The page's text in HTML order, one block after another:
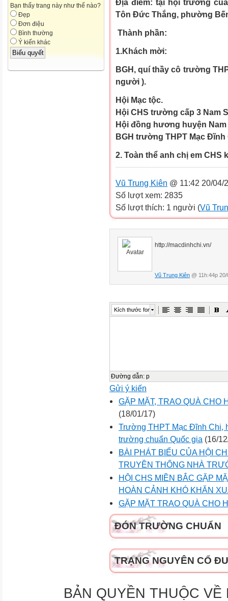
Bạn thấy trang này như thế nào?
Đẹp
Đơn điệu
Bình thường
Ý kiến khác
Địa điểm: tại hội trường
Tôn Đức Thắng, phường
Thành phần:
1.Khách mời:
BGH, quí thầy cô trường
người ).
Hội Mạc tộc.
Hội CHS trường cấp 3 Nam
Hội đồng hương huyện Nam
BGH trường THPT Mạc
2. Toàn thể anh chị em CHS
Vũ Trung Kiên @ 11:42 20/04/
Số lượt xem: 2835
Số lượt thích: 1 người (Vũ
http://macdinhchi.vn/
Vũ Trung Kiên @ 11h:44p
Kích thước font
Đường dẫn: p
Gửi ý kiến
GẶP MẶT, TRAO QUÀ CHO
(18/01/17)
Trường THPT Mạc Đĩnh Chi,
trường chuẩn Quốc gia (16/
BÀI PHÁT BIỂU CỦA HỘI
TRUYỀN THỐNG NHÀ
HỘI CHS MIỀN BẮC GẶP
HOÀN CẢNH KHÓ KHĂN
GẶP MẶT TRAO QUÀ CHO
ĐÓN TRƯỜNG CHUẨN
TRẠNG NGUYÊN CỔ
BẢN QUYỀN THUỘC